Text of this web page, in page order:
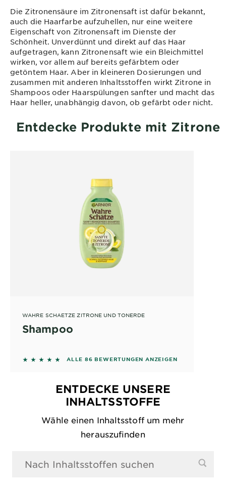
Die Zitronensäure im Zitronensaft ist dafür bekannt,
auch die Haarfarbe aufzuhellen, nur eine weitere
Eigenschaft von Zitronensaft im Dienste der
Schönheit. Unverdünnt und direkt auf das Haar
aufgetragen, kann Zitronensaft wie ein Bleichmittel
wirken, vor allem auf bereits gefärbtem oder
getöntem Haar. Aber in kleineren Dosierungen und
zusammen mit anderen Inhaltsstoffen wirkt Zitrone in
Shampoos oder Haarspülungen sanfter und macht das
Haar heller, unabhängig davon, ob gefärbt oder nicht.
Entdecke Produkte mit Zitrone
WAHRE SCHAETZE ZITRONE UND TONERDE
Shampoo
4.6163 out of 5 stars based on reviews
ALLE 86 BEWERTUNGEN ANZEIGEN
ENTDECKE UNSERE
INHALTSSTOFFE
Wähle einen Inhaltsstoff um mehr
herauszufinden